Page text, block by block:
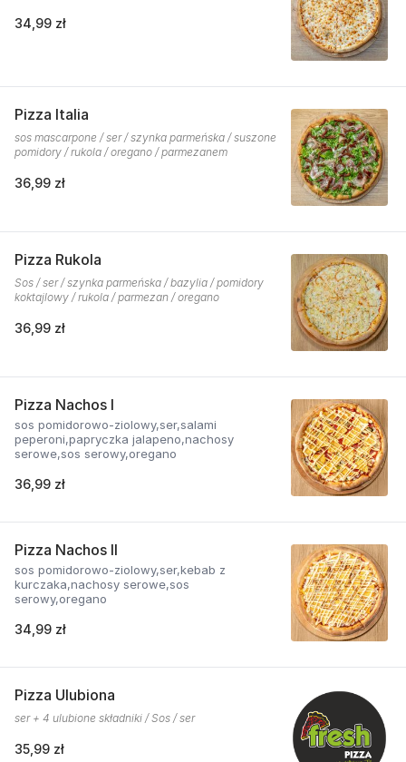
34,99 zł
Pizza Italia
sos mascarpone / ser / szynka parmeńska / suszone
pomidory / rukola / oregano / parmezanem
36,99 zł
Pizza Rukola
Sos / ser / szynka parmeńska / bazylia / pomidory
koktajlowy / rukola / parmezan / oregano
36,99 zł
Pizza Nachos I
sos pomidorowo-ziolowy,ser,salami
peperoni,papryczka jalapeno,nachosy
serowe,sos serowy,oregano
36,99 zł
Pizza Nachos II
sos pomidorowo-ziolowy,ser,kebab z
kurczaka,nachosy serowe,sos
serowy,oregano
34,99 zł
Pizza Ulubiona
ser + 4 ulubione składniki / Sos / ser
35,99 zł